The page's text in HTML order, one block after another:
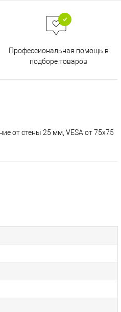
Профессиональная помощь в
подборе товаров
от стены 25 мм, VESA от 75х75